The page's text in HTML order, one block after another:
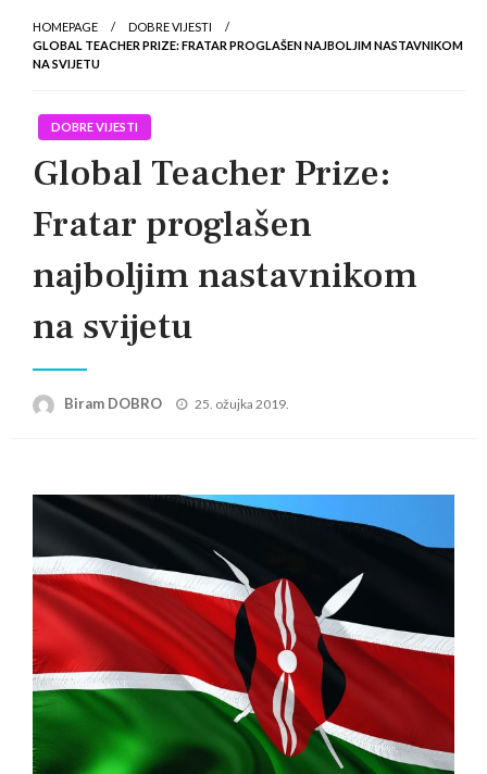
HOMEPAGE
DOBRE VIJESTI
GLOBAL TEACHER PRIZE: FRATAR PROGLAŠEN NAJBOLJIM NASTAVNIKOM
NA SVIJETU
DOBRE VIJESTI
Global Teacher Prize:
Fratar proglašen
najboljim nastavnikom
na svijetu
Biram DOBRO
Posted
25. ožujka 2019.